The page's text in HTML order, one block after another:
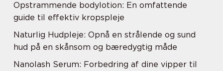
Opstrammende bodylotion: En omfattende
guide til effektiv kropspleje
Naturlig Hudpleje: Opnå en strålende og sund
hud på en skånsom og bæredygtig måde
Nanolash Serum: Forbedring af dine vipper til